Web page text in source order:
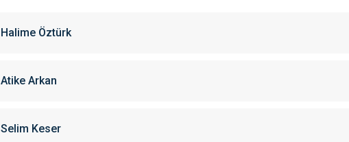
Halime Öztürk
Atike Arkan
Selim Keser